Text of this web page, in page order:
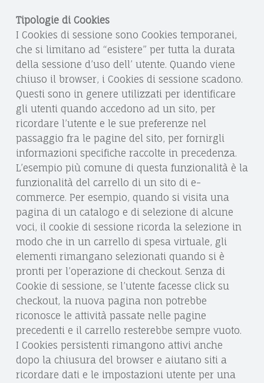
I
E
L
A
G
R
E
C
O
Tipologie di Cookies
I Cookies di sessione sono Cookies temporanei,
che si limitano ad “esistere” per tutta la durata
della sessione d’uso dell’ utente. Quando viene
chiuso il browser, i Cookies di sessione scadono.
Questi sono in genere utilizzati per identificare
gli utenti quando accedono ad un sito, per
ricordare l’utente e le sue preferenze nel
passaggio fra le pagine del sito, per fornirgli
informazioni specifiche raccolte in precedenza.
L’esempio più comune di questa funzionalità è la
funzionalità del carrello di un sito di e-
commerce. Per esempio, quando si visita una
pagina di un catalogo e di selezione di alcune
voci, il cookie di sessione ricorda la selezione in
modo che in un carrello di spesa virtuale, gli
elementi rimangano selezionati quando si è
pronti per l’operazione di checkout. Senza di
Cookie di sessione, se l’utente facesse click su
checkout, la nuova pagina non potrebbe
riconosce le attività passate nelle pagine
precedenti e il carrello resterebbe sempre vuoto.
I Cookies persistenti rimangono attivi anche
dopo la chiusura del browser e aiutano siti a
ricordare dati e le impostazioni utente per una